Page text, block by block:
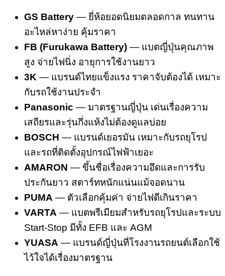
GS Battery — ยี่ห้อยอดนิยมตลอดกาล ทนทาน
อะไหล่หาง่าย คุ้มราคา
FB (Furukawa Battery) — แบตญี่ปุ่นคุณภาพ
สูง จ่ายไฟนิ่ง อายุการใช้งานยาว
3K — แบรนด์ไทยแข็งแรง ราคาจับต้องได้ เหมาะ
กับรถใช้งานประจำ
Panasonic — มาตรฐานญี่ปุ่น เด่นเรื่องความ
เสถียรและรุ่นกึ่งแห้งไม่ต้องดูแลบ่อย
BOSCH — แบรนด์เยอรมัน เหมาะกับรถยุโรป
และรถที่ติดตั้งอุปกรณ์ไฟฟ้าเยอะ
AMARON — ขึ้นชื่อเรื่องความอึดและการรับ
ประกันยาว สตาร์ทหนักแน่นแม้จอดนาน
PUMA — ตัวเลือกคุ้มค่า จ่ายไฟดีเกินราคา
VARTA — แบตพรีเมียมสำหรับรถยุโรปและระบบ
Start-Stop มีทั้ง EFB และ AGM
YUASA — แบรนด์ญี่ปุ่นที่โรงงานรถยนต์เลือกใช้
ไว้ใจได้เรื่องมาตรฐาน